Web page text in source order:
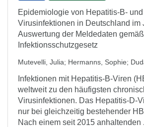
Epidemiologie von Hepatitis-B-
Virusinfektionen in Deutschland im
Auswertung der Meldedaten gemäß
Infektionsschutzgesetz
Mutevelli, Julia; Hermanns, Sophie;
Infektionen mit Hepatitis-B-Viren
weltweit zu den häufigsten
Virusinfektionen. Das Hepatitis-D-
nur bei gleichzeitig bestehender
Nach einem seit 2015 anhaltenden